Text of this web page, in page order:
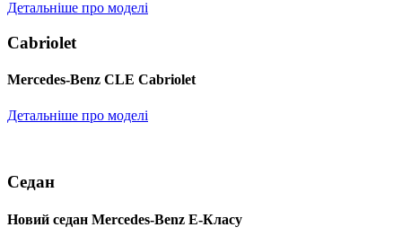
Детальніше про моделі
Cabriolet
Mercedes-Benz CLE Cabriolet
Детальніше про моделі
Седан
Новий седан Mercedes-Benz Е-Класу